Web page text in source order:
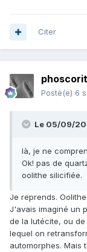
Citer
Posté(e) 6
Le 05/09/
là, je ne
Ok! pas de
oolithe silicifiée.
Je reprends.
J'avais imaginé un
de la lutécite, ou
lequel on
automorphes. Mais